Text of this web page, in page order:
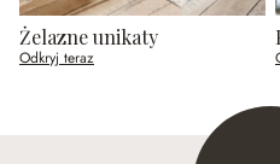
Żelazne unikaty
Odkryj teraz